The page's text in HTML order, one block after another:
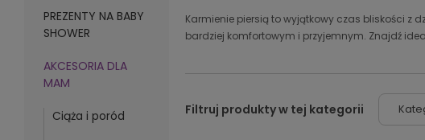
PREZENTY NA BABY
SHOWER
AKCESORIA DLA
MAM
Ciąża i poród
Karmienie piersią to wyjątkowy czas bliskości z
bardziej komfortowym i przyjemnym. Znajdź